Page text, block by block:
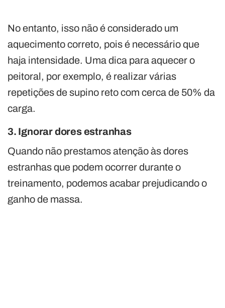
No entanto, isso não é considerado um
aquecimento correto, pois é necessário que
haja intensidade. Uma dica para aquecer o
peitoral, por exemplo, é realizar várias
repetições de supino reto com cerca de 50% da
carga.
3. Ignorar dores estranhas
Quando não prestamos atenção às dores
estranhas que podem ocorrer durante o
treinamento, podemos acabar prejudicando o
ganho de massa.